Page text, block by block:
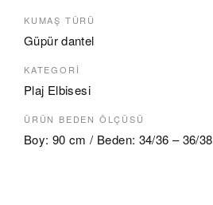
KUMAŞ TÜRÜ
Güpür dantel
KATEGORI
Plaj Elbisesi
ÜRÜN BEDEN ÖLÇÜSÜ
Boy: 90 cm / Beden: 34/36 – 36/38